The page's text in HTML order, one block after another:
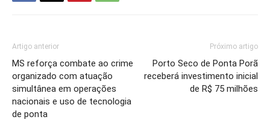
Artigo anterior
MS reforça combate ao crime
organizado com atuação
simultânea em operações
nacionais e uso de tecnologia
de ponta
Próximo artigo
Porto Seco de Ponta Porã
receberá investimento inicial
de R$ 75 milhões